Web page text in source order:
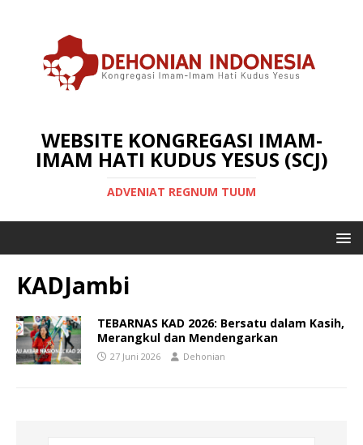
WEBSITE KONGREGASI IMAM-
IMAM HATI KUDUS YESUS (SCJ)
ADVENIAT REGNUM TUUM
KADJambi
TEBARNAS KAD 2026: Bersatu dalam Kasih,
Merangkul dan Mendengarkan
27 Juni 2026 Dehonian